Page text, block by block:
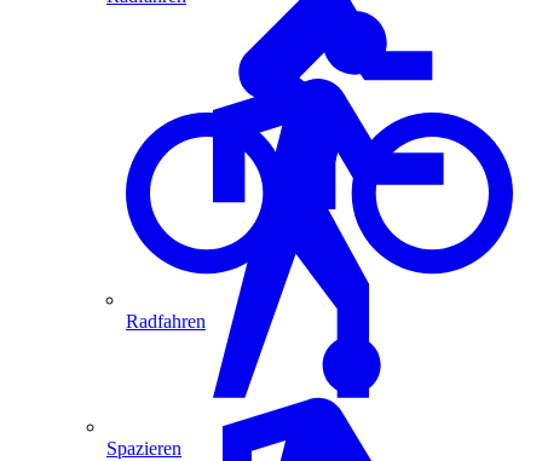
Radfahren
Spazieren